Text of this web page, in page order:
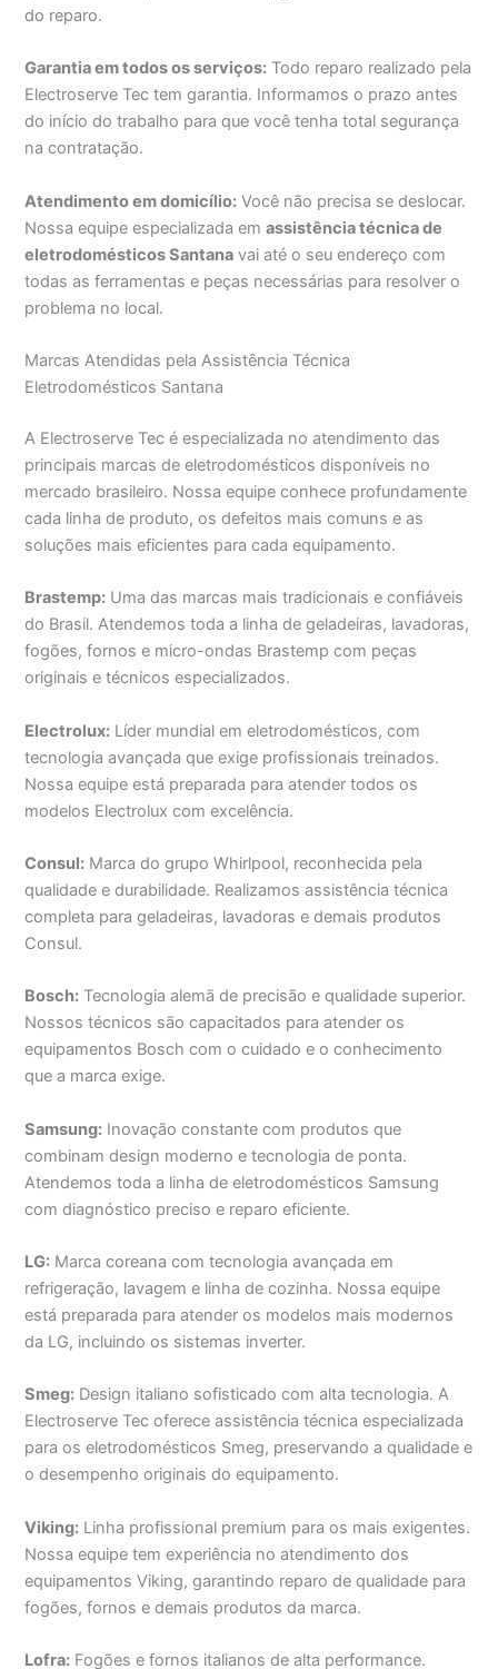
do reparo.
Garantia em todos os serviços: Todo reparo realizado pela
Electroserve Tec tem garantia. Informamos o prazo antes
do início do trabalho para que você tenha total segurança
na contratação.
Atendimento em domicílio: Você não precisa se deslocar.
Nossa equipe especializada emassistência técnica de
eletrodomésticos Santana vai até o seu endereço com
todas as ferramentas e peças necessárias para resolver o
problema no local.
Marcas Atendidas pela Assistência Técnica
Eletrodomésticos Santana
A Electroserve Tec é especializada no atendimento das
principais marcas de eletrodomésticos disponíveis no
mercado brasileiro. Nossa equipe conhece profundamente
cada linha de produto, os defeitos mais comuns e as
soluções mais eficientes para cada equipamento.
Brastemp: Uma das marcas mais tradicionais e confiáveis
do Brasil. Atendemos toda a linha de geladeiras, lavadoras,
fogões, fornos e micro-ondas Brastemp com peças
originais e técnicos especializados.
Electrolux: Líder mundial em eletrodomésticos, com
tecnologia avançada que exige profissionais treinados.
Nossa equipe está preparada para atender todos os
modelos Electrolux com excelência.
Consul: Marca do grupo Whirlpool, reconhecida pela
qualidade e durabilidade. Realizamos assistência técnica
completa para geladeiras, lavadoras e demais produtos
Consul.
Bosch: Tecnologia alemã de precisão e qualidade superior.
Nossos técnicos são capacitados para atender os
equipamentos Bosch com o cuidado e o conhecimento
que a marca exige.
Samsung: Inovação constante com produtos que
combinam design moderno e tecnologia de ponta.
Atendemos toda a linha de eletrodomésticos Samsung
com diagnóstico preciso e reparo eficiente.
LG: Marca coreana com tecnologia avançada em
refrigeração, lavagem e linha de cozinha. Nossa equipe
está preparada para atender os modelos mais modernos
da LG, incluindo os sistemas inverter.
Smeg: Design italiano sofisticado com alta tecnologia. A
Electroserve Tec oferece assistência técnica especializada
para os eletrodomésticos Smeg, preservando a qualidade e
o desempenho originais do equipamento.
Viking: Linha profissional premium para os mais exigentes.
Nossa equipe tem experiência no atendimento dos
equipamentos Viking, garantindo reparo de qualidade para
fogões, fornos e demais produtos da marca.
Lofra: Fogões e fornos italianos de alta performance.